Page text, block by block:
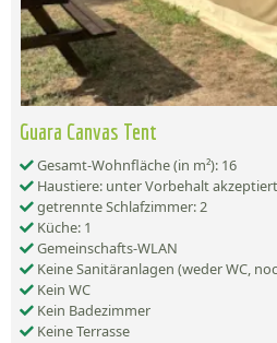
Guara Canvas Tent
Gesamt-Wohnfläche (in m²): 16
Haustiere: unter Vorbehalt akzeptiert
getrennte Schlafzimmer: 2
Küche: 1
Gemeinschafts-WLAN
Keine Sanitäranlagen (weder WC,
Kein WC
Kein Badezimmer
Keine Terrasse